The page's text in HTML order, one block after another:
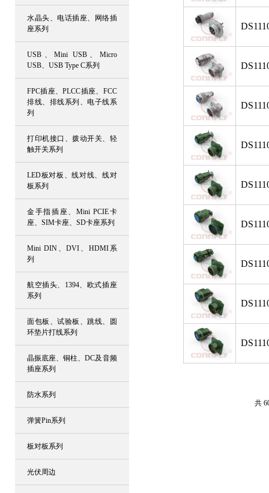
水晶头、电话插座、网络插
座系列
USB、Mini USB、Micro
USB、USB Type C系列
FPC插座、PLCC插座、FCC
排线、排线系列、电子线系
列
打印机接口、拨动开关、轻
触开关系列
LED板对板、线对线、线对
板系列
金手指插座、Mini PCIE卡
座、SIM卡座、SD卡座系列
Mini DIN、DVI、HDMI系
列
航空插头、1394、欧式插座
系列
面包板、试验板、跳线、圆
环垫片打线系列
晶振底座、铜柱、DC及音频
插座系列
防水系列
弹簧Pin系列
板对板系列
光伏周边
共